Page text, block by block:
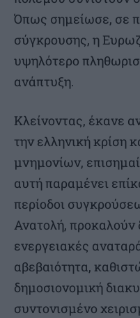
Όπως σημείωσε, σε
σύγκρουσης, η
υψηλότερο
ανάπτυξη.
Κλείνοντας, έκανε
την ελληνική κρίση
μνημονίων,
αυτή παραμένει
περίοδοι
Ανατολή, προκαλούν
ενεργειακές
αβεβαιότητα,
δημοσιονομική
συντονισμένο